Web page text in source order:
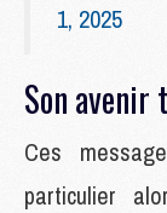
1, 2025
Son avenir
Ces
particulier